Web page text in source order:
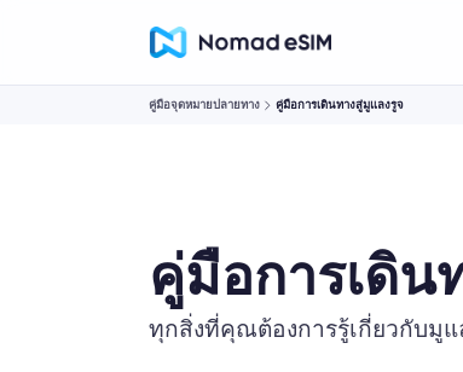
คู่มือจุดหมายปลายทาง คู่มือการเดินทางสู่มูแลงรูจ
คู่มือการเดิน
ทุกสิ่งที่คุณต้องการรู้เกี่ยวกับมูแ